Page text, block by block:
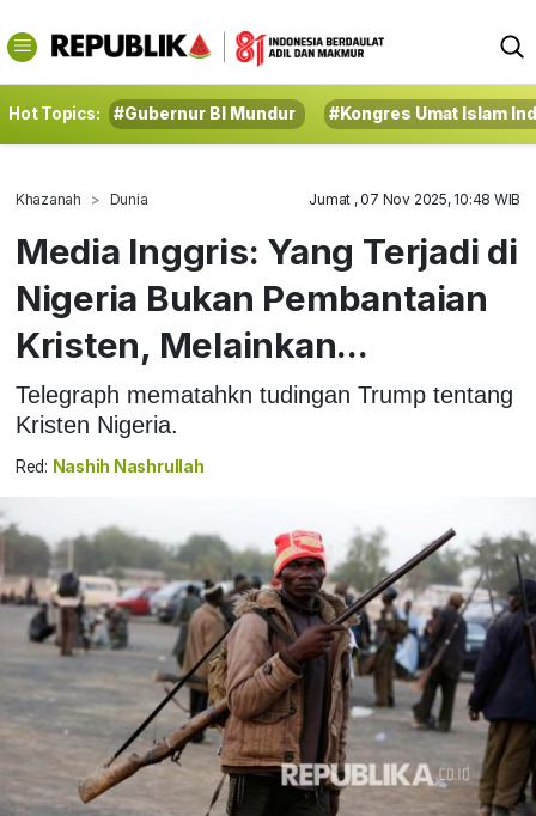
Hot Topics: #Gubernur BI Mundur #Kongres Umat Islam
Khazanah Dunia Jumat , 07 Nov 2025, 10:48 WIB
Media Inggris: Yang Terjadi di
Nigeria Bukan Pembantaian
Kristen, Melainkan...
Telegraph mematahkn tudingan Trump tentang
Kristen Nigeria.
Red: Nashih Nashrullah